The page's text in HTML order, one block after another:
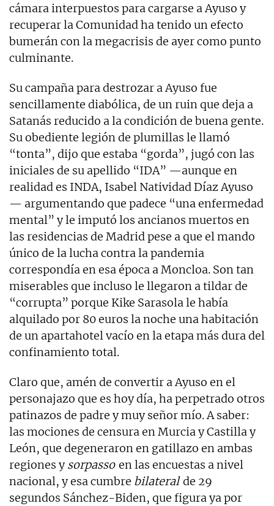
cámara interpuestos para cargarse a Ayuso y
recuperar la Comunidad ha tenido un efecto
bumerán con la megacrisis de ayer como punto
culminante.
Su campaña para destrozar a Ayuso fue
sencillamente diabólica, de un ruin que deja a
Satanás reducido a la condición de buena gente.
Su obediente legión de plumillas le llamó
“tonta”, dijo que estaba “gorda”, jugó con las
iniciales de su apellido “IDA” —aunque en
realidad es INDA, Isabel Natividad Díaz Ayuso
— argumentando que padece “una enfermedad
mental” y le imputó los ancianos muertos en
las residencias de Madrid pese a que el mando
único de la lucha contra la pandemia
correspondía en esa época a Moncloa. Son tan
miserables que incluso le llegaron a tildar de
“corrupta” porque Kike Sarasola le había
alquilado por 80 euros la noche una habitación
de un apartahotel vacío en la etapa más dura del
confinamiento total.
Claro que, amén de convertir a Ayuso en el
personajazo que es hoy día, ha perpetrado otros
patinazos de padre y muy señor mío. A saber:
las mociones de censura en Murcia y Castilla y
León, que degeneraron en gatillazo en ambas
regiones ysorpasso en las encuestas a nivel
nacional, y esa cumbre bilateralde 29
segundos Sánchez-Biden, que figura ya por